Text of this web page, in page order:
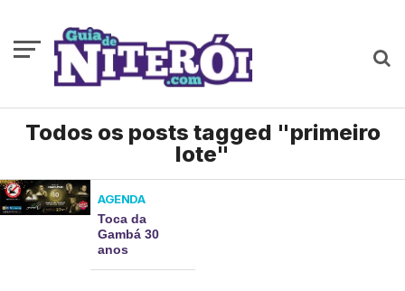
Todos os posts tagged "primeiro
lote"
AGENDA
Toca da
Gambá 30
anos